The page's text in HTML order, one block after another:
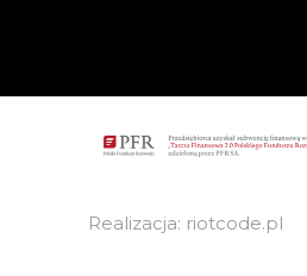
Realizacja: riotcode.pl